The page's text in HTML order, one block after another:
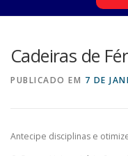
Cadeiras de
PUBLICADO EM 7 DE
Antecipe disciplinas e